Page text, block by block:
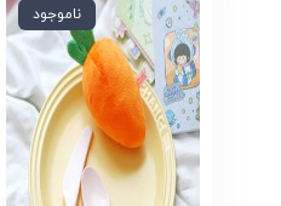
ناموجود